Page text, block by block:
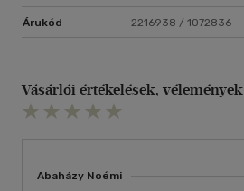
Árukód 2216938 / 1072836
Vásárlói értékelések, vélemények
Abaházy Noémi